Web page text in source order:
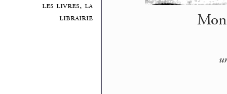
les livres, la
librairie